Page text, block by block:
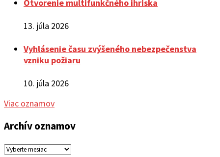
Otvorenie multifunkčného ihriska
13. júla 2026
Vyhlásenie času zvýšeného nebezpečenstva
vzniku požiaru
10. júla 2026
Viac oznamov
Archív oznamov
Archív